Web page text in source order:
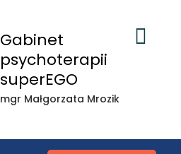
Gabinet
psychoterapii
superEGO
mgr Małgorzata Mrozik